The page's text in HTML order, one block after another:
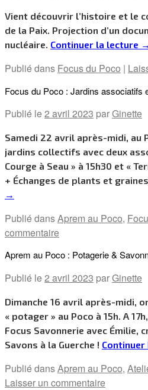
Vient découvrir l’histoire et le
de la Paix. Projection d’un
nucléaire. Continuer la lecture →
Publié dans Focus du Poco |
Focus du Poco : Jardins associatifs
Publié le2 avril 2023 parGinette
Samedi 22 avril après-midi, au
jardins collectifs avec deux
Courge à Seau » à 15h30 et «
+ Échanges de plants et
→
Publié dansAprem au Poco,
commentaire
Aprem au Poco : Potagerie &
Publié le2 avril 2023 parGinette
Dimanche 16 avril après-midi,
« potager » au Poco à 15h. A
Focus Savonnerie avec Émilie,
Savons à la Guerche !
Publié dansAprem au Poco,
Laisser un commentaire